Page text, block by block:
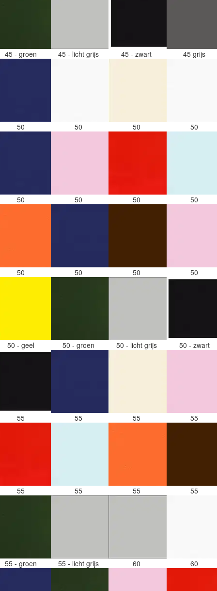
45 - groen 45 - licht grijs 45 - zwart 45 grijs
50 50 50 50
50 50 50 50
50 50 50 50
50 - geel 50 - groen 50 - licht grijs 50 - zwart
55 55 55 55
55 55 55 55
55 - groen 55 - licht grijs 60 60